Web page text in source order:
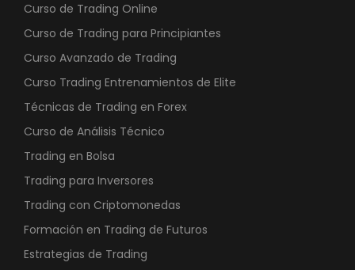
Curso de Trading Online
Curso de Trading para Principiantes
Curso Avanzado de Trading
Curso Trading Entrenamientos de Elite
Técnicas de Trading en Forex
Curso de Análisis Técnico
Trading en Bolsa
Trading para Inversores
Trading con Criptomonedas
Formación en Trading de Futuros
Estrategias de Trading